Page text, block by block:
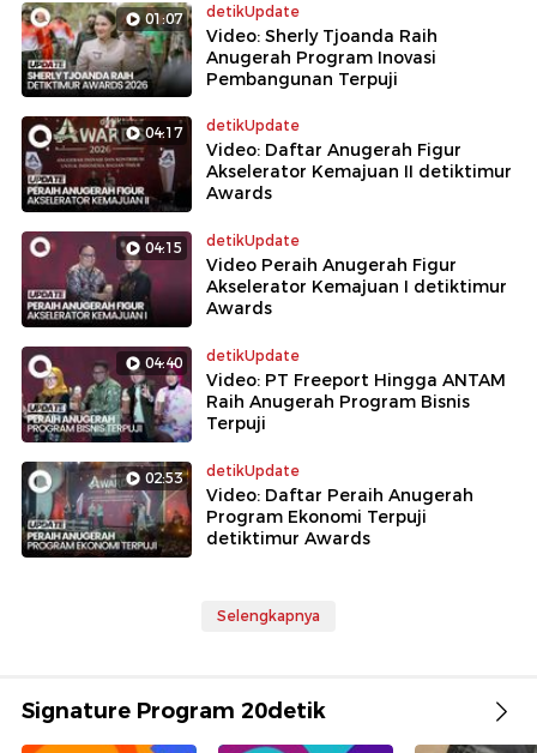
01:07 detikUpdate
Video: Sherly Tjoanda Raih
Anugerah Program Inovasi
Pembangunan Terpuji
04:17 detikUpdate
Video: Daftar Anugerah Figur
Akselerator Kemajuan II detiktimur
Awards
04:15 detikUpdate
Video Peraih Anugerah Figur
Akselerator Kemajuan I detiktimur
Awards
04:40 detikUpdate
Video: PT Freeport Hingga ANTAM
Raih Anugerah Program Bisnis
Terpuji
02:53 detikUpdate
Video: Daftar Peraih Anugerah
Program Ekonomi Terpuji
detiktimur Awards
Selengkapnya
Signature Program 20detik